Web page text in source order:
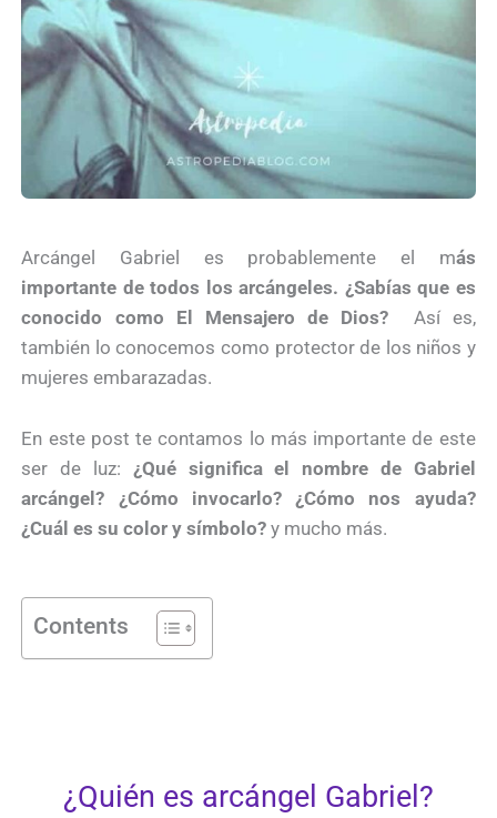
Arcángel Gabriel es probablemente el más
importante de todos los arcángeles. ¿Sabías que es
conocido como El Mensajero de Dios? Así es,
también lo conocemos como protector de los niños y
mujeres embarazadas.
En este post te contamos lo más importante de este
ser de luz: ¿Qué significa el nombre de Gabriel
arcángel? ¿Cómo invocarlo? ¿Cómo nos ayuda?
¿Cuál es su color y símbolo? y mucho más.
Contents
¿Quién es arcángel Gabriel?